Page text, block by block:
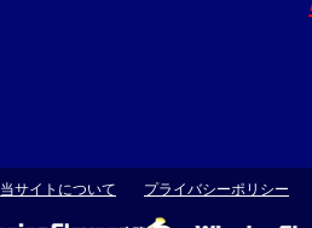
当サイトについて プライバシーポリシー